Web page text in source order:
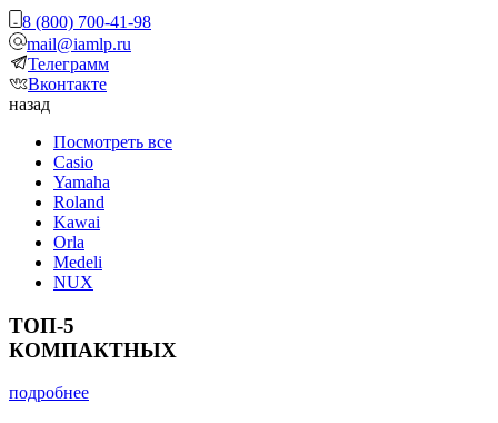
8 (800) 700-41-98
mail@iamlp.ru
Телеграмм
Вконтакте
назад
Посмотреть все
Casio
Yamaha
Roland
Kawai
Orla
Medeli
NUX
ТОП-5
КОМПАКТНЫХ
подробнее